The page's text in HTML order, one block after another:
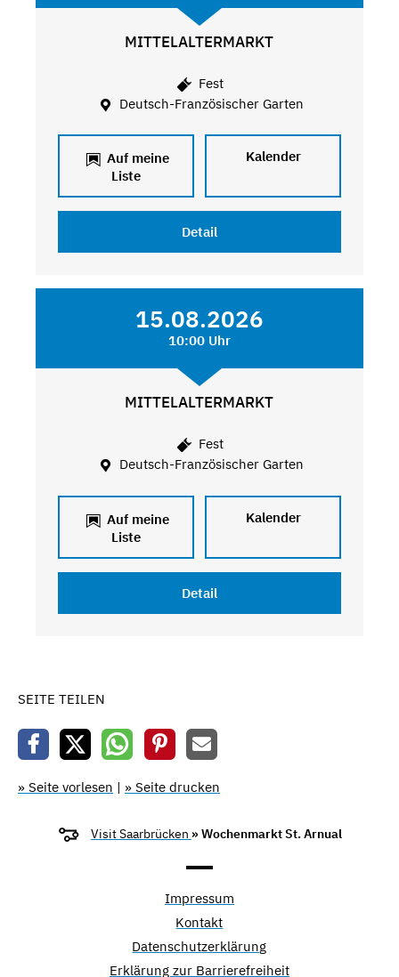
MITTELALTERMARKT
Fest
Deutsch-Französischer Garten
Auf meine
Liste
Kalender
Detail
15.08.2026
10:00 Uhr
MITTELALTERMARKT
Fest
Deutsch-Französischer Garten
Auf meine
Liste
Kalender
Detail
SEITE TEILEN
» Seite vorlesen | » Seite drucken
Visit Saarbrücken » Wochenmarkt St. Arnual
Impressum
Kontakt
Datenschutzerklärung
Erklärung zur Barrierefreiheit